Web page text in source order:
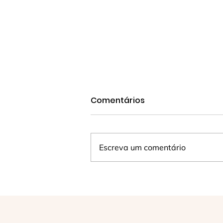
Comentários
Escreva um comentário